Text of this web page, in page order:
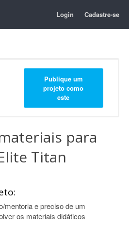
Login Cadastre-se
Publique um
projeto como
este
para
Titan
mentoria e preciso de um
os materiais didáticos